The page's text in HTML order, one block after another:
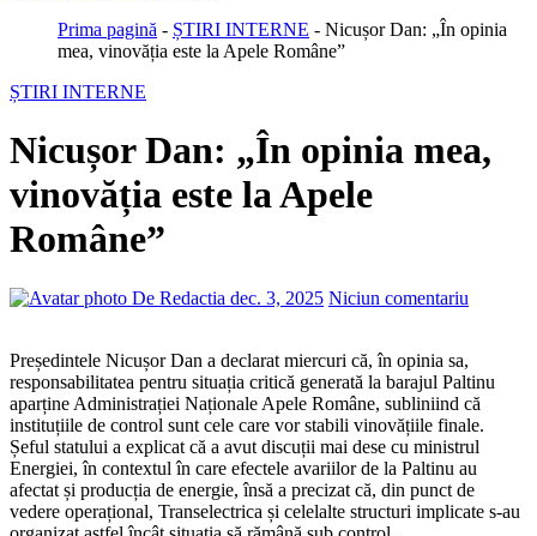
Prima pagină - ȘTIRI INTERNE - Nicușor Dan: „În opinia
mea, vinovăția este la Apele Române”
ȘTIRI INTERNE
Nicușor Dan: „În opinia mea,
vinovăția este la Apele
Române”
De Redactia dec. 3, 2025 Niciun comentariu
Președintele Nicușor Dan a declarat miercuri că, în opinia sa,
responsabilitatea pentru situația critică generată la barajul Paltinu
aparține Administrației Naționale Apele Române, subliniind că
instituțiile de control sunt cele care vor stabili vinovățiile finale.
Șeful statului a explicat că a avut discuții mai dese cu ministrul
Energiei, în contextul în care efectele avariilor de la Paltinu au
afectat și producția de energie, însă a precizat că, din punct de
vedere operațional, Transelectrica și celelalte structuri implicate s-au